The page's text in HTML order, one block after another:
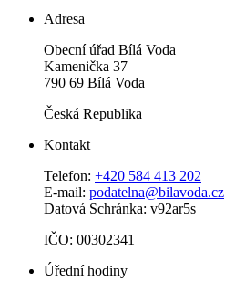
Adresa
Obecní úřad Bílá Voda
Kamenička 37
790 69 Bílá Voda
Česká Republika
Kontakt
Telefon: +420 584 413 202
E-mail: podatelna@bilavoda.cz
Datová Schránka: v92ar5s
IČO: 00302341
Úřední hodiny